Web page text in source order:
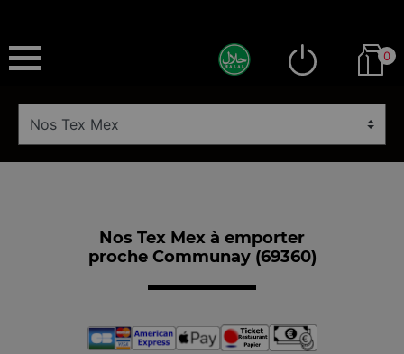
0
Nos Tex Mex à emporter
proche Communay (69360)